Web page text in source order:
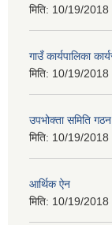
मिति: 10/19/2018
गाउँ कार्यपालिका
मिति: 10/19/2018
उपभोक्ता समिति
मिति: 10/19/2018
आर्थिक ऐन
मिति: 10/19/2018